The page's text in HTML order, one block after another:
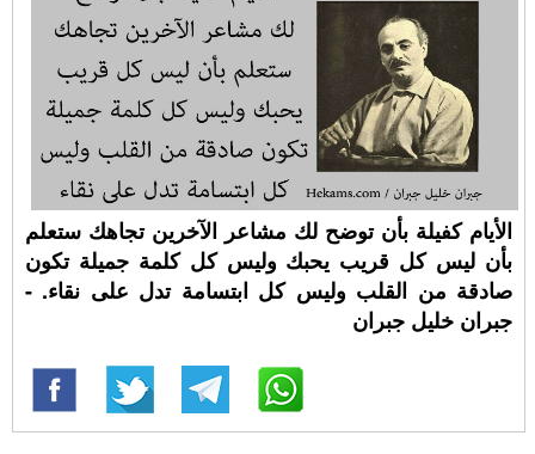
الأيام كفيلة بأن توضح لك مشاعر الآخرين تجاهك ستعلم
بأن ليس كل قريب يحبك وليس كل كلمة جميلة تكون
صادقة من القلب وليس كل ابتسامة تدل على نقاء. -
جبران خليل جبران